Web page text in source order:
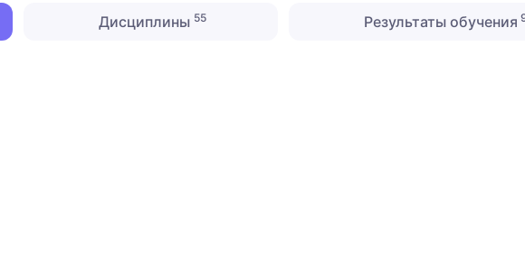
Дисциплины 55 Результаты обучения